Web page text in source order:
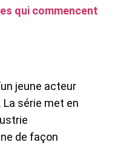
qui commencent
jeune acteur
série met en
de façon